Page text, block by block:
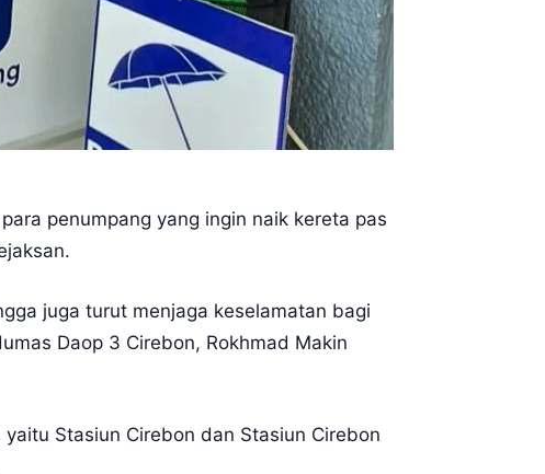
penumpang yang ingin naik kereta pas
juga turut menjaga keselamatan bagi
Daop 3 Cirebon, Rokhmad Makin
Stasiun Cirebon dan Stasiun Cirebon